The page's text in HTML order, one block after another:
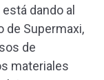
dando al
de Supermaxi,
de
materiales